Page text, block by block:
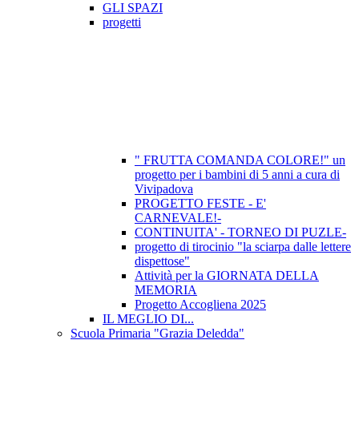
GLI SPAZI
progetti
" FRUTTA COMANDA COLORE!" un
progetto per i bambini di 5 anni a cura di
Vivipadova
PROGETTO FESTE - E'
CARNEVALE!-
CONTINUITA' - TORNEO DI PUZLE-
progetto di tirocinio "la sciarpa dalle lettere
dispettose"
Attività per la GIORNATA DELLA
MEMORIA
Progetto Accogliena 2025
IL MEGLIO DI...
Scuola Primaria "Grazia Deledda"